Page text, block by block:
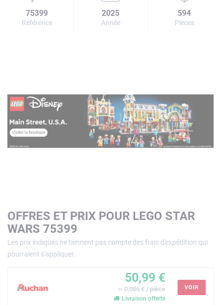
75399
Référence
2025
Année
594
Pièces
OFFRES ET PRIX POUR LEGO STAR
WARS 75399
Les prix indiqués ne tiennent pas compte des frais d'expédition qui
pourraient s'appliquer.
50,99 €
≃ 0,086 € / pièce
Livraison offerte
VOIR